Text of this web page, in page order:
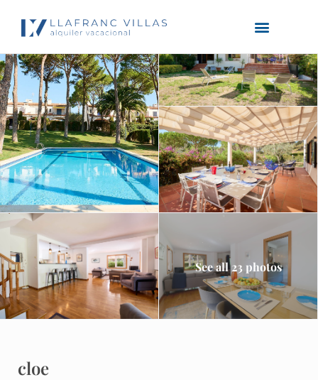
See all 23 photos
cloe